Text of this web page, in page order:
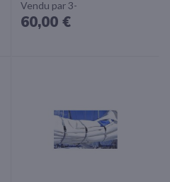
Vendu par 3-
60,00 €